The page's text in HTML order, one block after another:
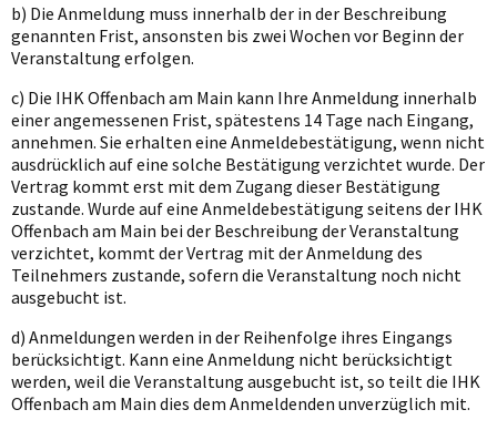
b) Die Anmeldung muss innerhalb der in der Beschreibung
genannten Frist, ansonsten bis zwei Wochen vor Beginn der
Veranstaltung erfolgen.
c) Die IHK Offenbach am Main kann Ihre Anmeldung innerhalb
einer angemessenen Frist, spätestens 14 Tage nach Eingang,
annehmen. Sie erhalten eine Anmeldebestätigung, wenn nicht
ausdrücklich auf eine solche Bestätigung verzichtet wurde. Der
Vertrag kommt erst mit dem Zugang dieser Bestätigung
zustande. Wurde auf eine Anmeldebestätigung seitens der IHK
Offenbach am Main bei der Beschreibung der Veranstaltung
verzichtet, kommt der Vertrag mit der Anmeldung des
Teilnehmers zustande, sofern die Veranstaltung noch nicht
ausgebucht ist.
d) Anmeldungen werden in der Reihenfolge ihres Eingangs
berücksichtigt. Kann eine Anmeldung nicht berücksichtigt
werden, weil die Veranstaltung ausgebucht ist, so teilt die IHK
Offenbach am Main dies dem Anmeldenden unverzüglich mit.